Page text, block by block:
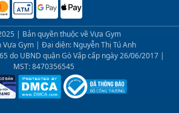
| Bản quyền thuộc về Vựa Gym
Vựa Gym | Đại diện: Nguyễn Thị Tú Anh
do UBND quận Gò Vấp cấp ngày 26/06/2017 |
MST: 8470356545